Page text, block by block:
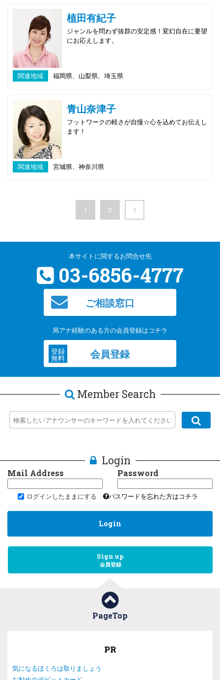
植田有紀子
ジャンルを問わず抜群の安定感！変幻自在に要望
にお応えします。
関連地域 福岡県、山梨県、埼玉県
青山奈津子
フットワークの軽さが自慢☆心を込めてお伝えし
ます！
関連地域 宮城県、神奈川県
1 2 3
本サイトに関するお問合せ先
03-6856-4777
ご相談窓口
局アナ経験のある方の会員登録はコチラ
登録
無料 会員登録
Member Search
Login
Mail Address Password
ログインしたままにする パスワードを忘れた方はコチラ
Login
Sign up
会員登録
PageTop
PR
気になるほくろは取りましょう